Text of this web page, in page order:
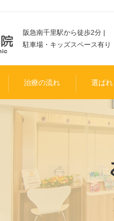
阪急南千里駅から徒歩2分 |
駐車場・キッズスペース有り
治療の流れ 選ば